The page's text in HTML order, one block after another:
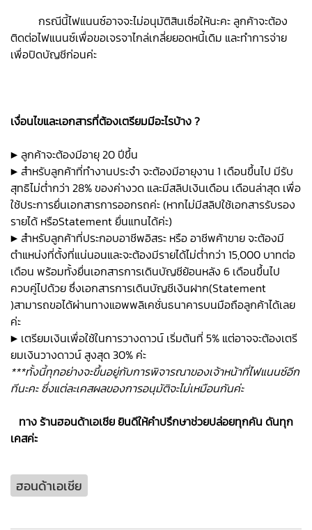
กรณีนี้ไฟแนนซ์อาจจะไม่อนุมัติสินเชื่อให้นะคะ ลูกค้าจะต้อง
ติดต่อไฟแนนซ์เพื่อขอเจรจาไกล่เกลี่ยยอดหนี้เดิม และทำการจ่าย
เพื่อปิดบัญชีก่อนค่ะ
เงื่อนไขและเอกสารที่ต้องเตรียมมีอะไรบ้าง ?
▶ ลูกค้าจะต้องมีอายุ 20 ปีขึ้น
▶ สำหรับลูกค้าที่ทำงานประจำ จะต้องมีอายุงาน 1 เดือนขึ้นไป มีรับ
สุทธิไม่ต่ำกว่า 28% ของค่างวด และมีสลิปเงินเดือน เดือนล่าสุด เพื่อ
ใช้ประการยื่นเอกสารการออกรถค่ะ (หากไม่มีสลิปใช้เอกสารรับรอง
รายได้ หรือStatement ยื่นแทนได้ค่ะ)
▶ สำหรับลูกค้าที่ประกอบอาชีพอิสระ หรือ อาชีพค้าขาย จะต้องมี
ตำแหน่งที่ตั้งที่แน่นอนและจะต้องมีรายได้ไม่ต่ำกว่า 15,000 บาทต่อ
เดือน พร้อมทั้งยื่นเอกสารการเดินบัญชีย้อนหลัง 6 เดือนขึ้นไป
ควบคู่ไปด้วย ซึ่งเอกสารการเดินบัญชีเงินฝาก(Statement
)สามารถขอได้ผ่านทางแอพพลิเคชั่นธนาคารบนมือถือลูกค้าได้เลย
ค่ะ
▶ เตรียมเงินเพื่อใช้ในการวางดาวน์ เริ่มต้นที่ 5% แต่อาจจะต้องเตรี
ยมเงินวางดาวน์ สูงสุด 30% ค่ะ
***ทั้งนี้ทุกอย่างจะขึ้นอยู่กับการพิจารณาของเจ้าหน้าที่ไฟแนนซ์อีก
ทีนะคะ ซึ่งแต่ละเคสผลของการอนุมัติจะไม่เหมือนกันค่ะ
ทาง ร้านฮอนด้าเอเชีย ยินดีให้คำปรึกษาช่วยปล่อยทุกคัน ดันทุก
เคสค่ะ
ฮอนด้าเอเชีย